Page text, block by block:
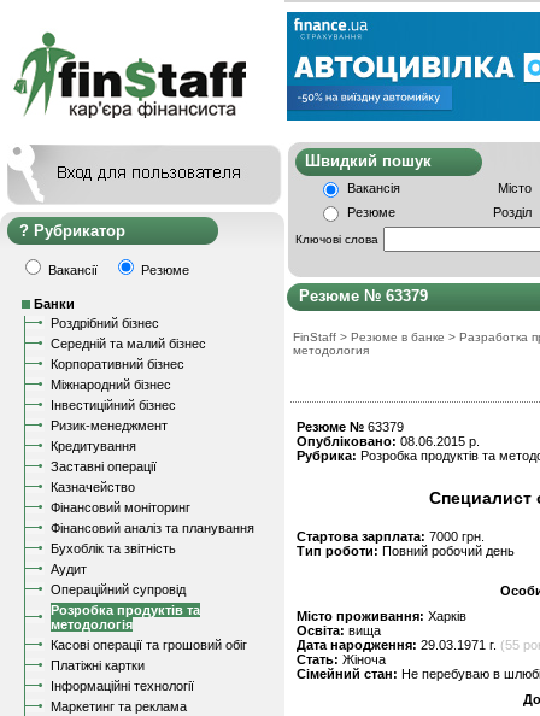
Рубрикатор
Вакансії Резюме
Банки
Роздрібний бізнес
Середній та малий бізнес
Корпоративний бізнес
Міжнародний бізнес
Інвестиційний бізнес
Ризик-менеджмент
Кредитування
Заставні операції
Казначейство
Фінансовий моніторинг
Фінансовий аналіз та планування
Бухоблік та звітність
Аудит
Операційний супровід
Розробка продуктів та
методологія
Касові операції та грошовий обіг
Платіжні картки
Інформаційні технології
Маркетинг та реклама
Швидкий
Вакансія
Місто
Резюме
Розділ
Ключові слова
Резюме № 63379
FinStaff > Резюме в банке > Разработка
методология
Резюме № 63379
Опубліковано: 08.06.2015 р.
Рубрика: Розробка продуктів та
Специалист
Стартова зарплата: 7000 грн.
Тип роботи: Повний робочий день
Місто проживання: Харків
Освіта: вища
Дата народження: 29.03.1971 г. (55
Стать: Жіноча
Сімейний стан: Не перебуваю в